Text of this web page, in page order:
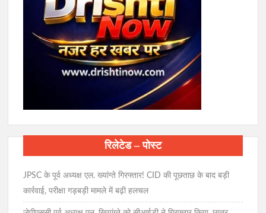
रिलेटेड – पोस्ट
JPSC के पूर्व अध्यक्ष एल. ख्यांग्ते गिरफ्तार! CID की पूछताछ के बाद बड़ी
कार्रवाई, परीक्षा गड़बड़ी मामले में बढ़ी हलचल